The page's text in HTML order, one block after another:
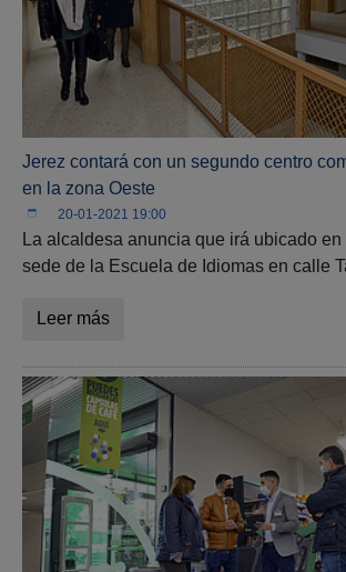
Jerez contará con un segundo centro
en la zona Oeste
20-01-2021 19:00
La alcaldesa anuncia que irá ubicado en
sede de la Escuela de Idiomas en calle
Leer más